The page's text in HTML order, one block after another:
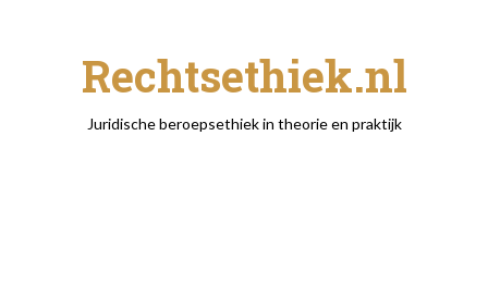
Rechtsethiek.nl
Juridische beroepsethiek in theorie en praktijk